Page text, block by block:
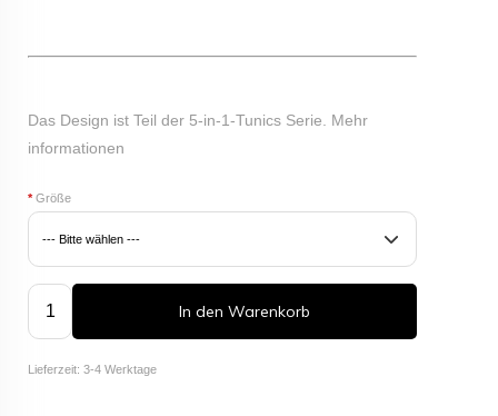
Das Design ist Teil der 5-in-1-Tunics Serie. Mehr
informationen
*Größe
In den Warenkorb
Lieferzeit: 3-4 Werktage